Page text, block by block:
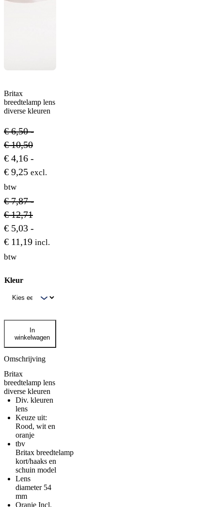
Britax
breedtelamp lens
diverse kleuren
€6,50 -
€10,50Prijsklasse:
€ 6,50
tot
€ 4,16 -
€ 9,25Prijsklasse:
tot
€ 9,25
excl.
btw
€7,87 -
€12,71Prijsklasse:
€ 7,87
tot
€ 5,03 -
€ 11,19Prijsklasse:
incl.
btw
Kleur
Britax
breedtelamp
lens
diverse
kleuren
In
winkelwagen
Omschrijving
Britax
breedtelamp lens
diverse kleuren
Div. kleuren
lens
Keuze uit:
Rood, wit en
oranje
tbv
Britax breedtelamp
kort/haaks en
schuin model
Lens
diameter 54
mm
Oranje Incl.